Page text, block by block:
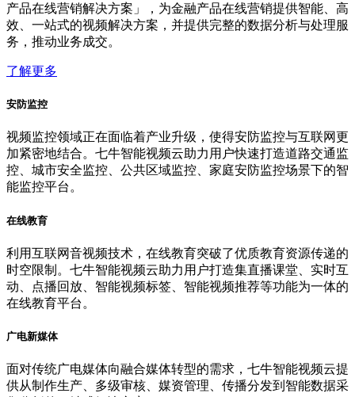
产品在线营销解决方案」，为金融产品在线营销提供智能、高
效、一站式的视频解决方案，并提供完整的数据分析与处理服
务，推动业务成交。
了解更多
安防监控
视频监控领域正在面临着产业升级，使得安防监控与互联网更
加紧密地结合。七牛智能视频云助力用户快速打造道路交通监
控、城市安全监控、公共区域监控、家庭安防监控场景下的智
能监控平台。
在线教育
利用互联网音视频技术，在线教育突破了优质教育资源传递的
时空限制。七牛智能视频云助力用户打造集直播课堂、实时互
动、点播回放、智能视频标签、智能视频推荐等功能为一体的
在线教育平台。
广电新媒体
面对传统广电媒体向融合媒体转型的需求，七牛智能视频云提
供从制作生产、多级审核、媒资管理、传播分发到智能数据采